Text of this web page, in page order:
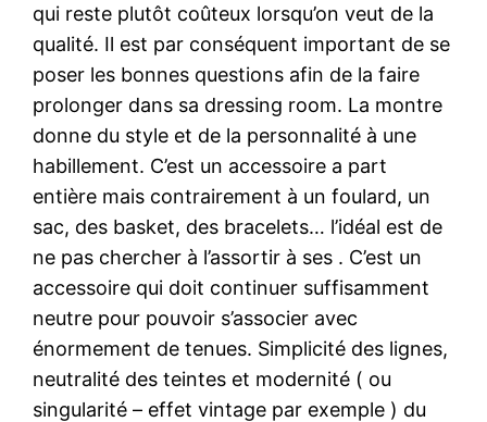
qui reste plutôt coûteux lorsqu’on veut de la
qualité. Il est par conséquent important de se
poser les bonnes questions afin de la faire
prolonger dans sa dressing room. La montre
donne du style et de la personnalité à une
habillement. C’est un accessoire a part
entière mais contrairement à un foulard, un
sac, des basket, des bracelets… l’idéal est de
ne pas chercher à l’assortir à ses . C’est un
accessoire qui doit continuer suffisamment
neutre pour pouvoir s’associer avec
énormement de tenues. Simplicité des lignes,
neutralité des teintes et modernité ( ou
singularité – effet vintage par exemple ) du